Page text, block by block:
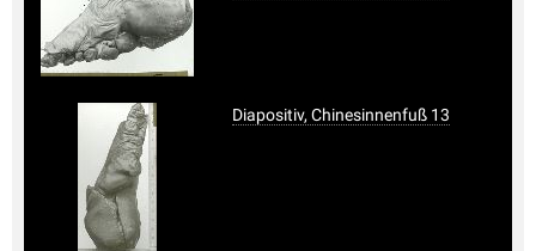
Diapositiv, Chinesinnenfuß 13